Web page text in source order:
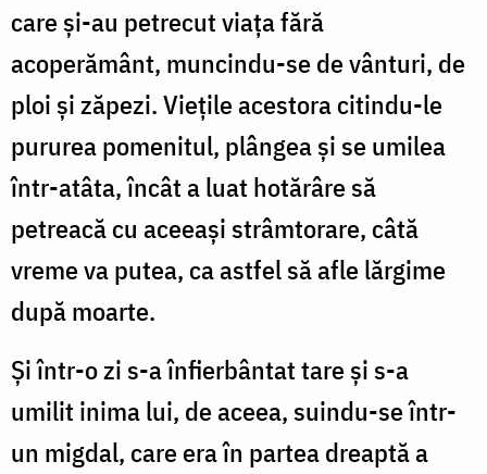
care și-au petrecut viața fără
acoperământ, muncindu-se de vânturi, de
ploi și zăpezi. Viețile acestora citindu-le
pururea pomenitul, plângea și se umilea
într-atâta, încât a luat hotărâre să
petreacă cu aceeași strâmtorare, câtă
vreme va putea, ca astfel să afle lărgime
după moarte.
Și într-o zi s-a înfierbântat tare și s-a
umilit inima lui, de aceea, suindu-se într-
un migdal, care era în partea dreaptă a